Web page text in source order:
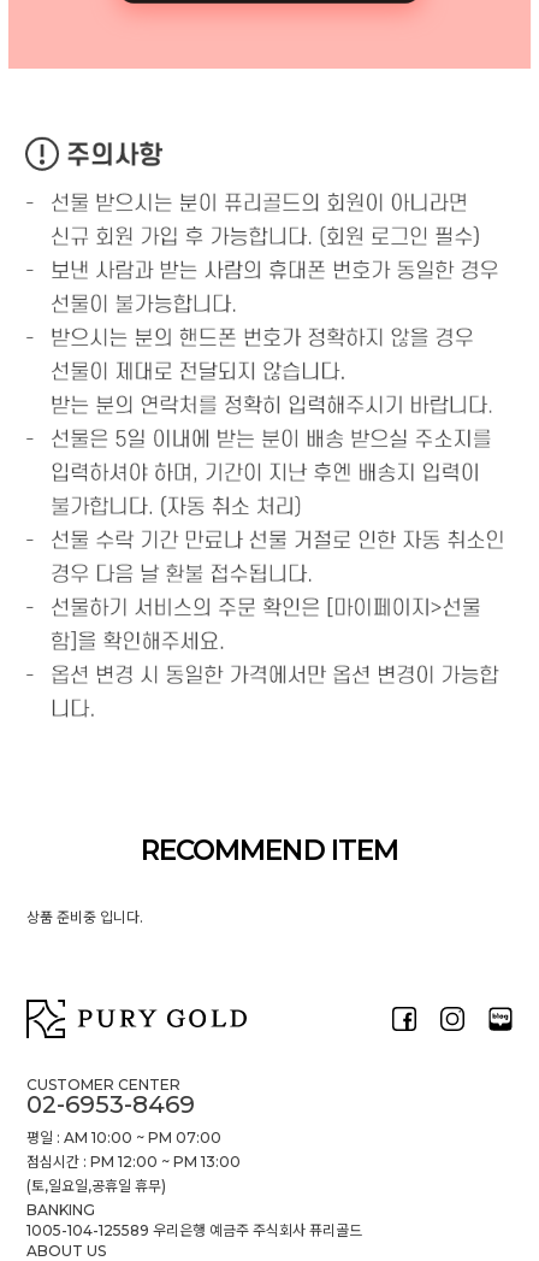
RECOMMEND ITEM
상품 준비중 입니다.
CUSTOMER CENTER
02-6953-8469
평일 : AM 10:00 ~ PM 07:00
점심시간 : PM 12:00 ~ PM 13:00
(토,일요일,공휴일 휴무)
BANKING
1005-104-125589 우리은행 예금주 주식회사 퓨리골드
ABOUT US